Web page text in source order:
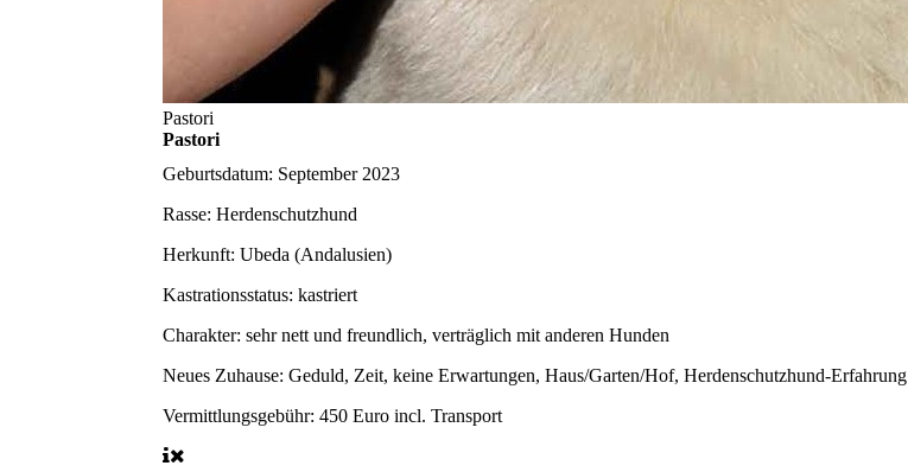
Pastori
Pastori
Geburtsdatum: September 2023
Rasse: Herdenschutzhund
Herkunft: Ubeda (Andalusien)
Kastrationsstatus: kastriert
Charakter: sehr nett und freundlich, verträglich mit anderen Hunden
Neues Zuhause: Geduld, Zeit, keine Erwartungen, Haus/Garten/Hof, Herdenschutzhund-Erfahrung
Vermittlungsgebühr: 450 Euro incl. Transport